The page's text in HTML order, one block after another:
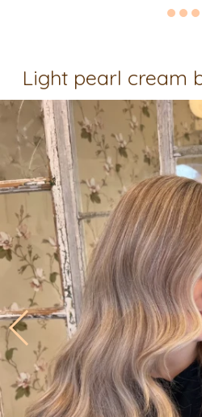
Light pearl cream